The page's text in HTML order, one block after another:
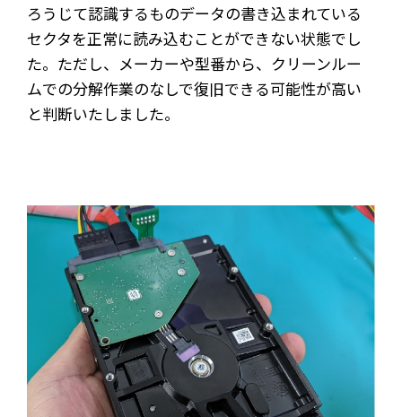
ろうじて認識するものデータの書き込まれている
セクタを正常に読み込むことができない状態でし
た。ただし、メーカーや型番から、クリーンルー
ムでの分解作業のなしで復旧できる可能性が高い
と判断いたしました。